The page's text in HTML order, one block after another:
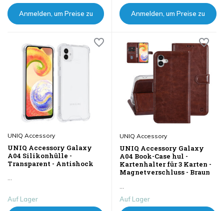
Anmelden, um Preise zu Anmelden, um Preise zu
UNIQ Accessory
UNIQ Accessory Galaxy
A04 Silikonhülle -
Transparent - Antishock
...
Auf Lager
UNIQ Accessory
UNIQ Accessory Galaxy
A04 Book-Case hul -
Kartenhalter für 3 Karten -
Magnetverschluss - Braun
...
Auf Lager